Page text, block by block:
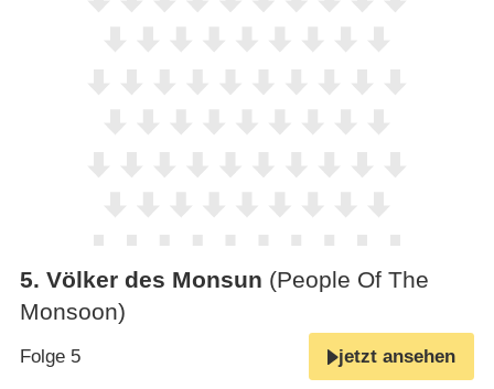
5. Völker des Monsun (People Of The
Monsoon)
Folge 5 jetzt ansehen